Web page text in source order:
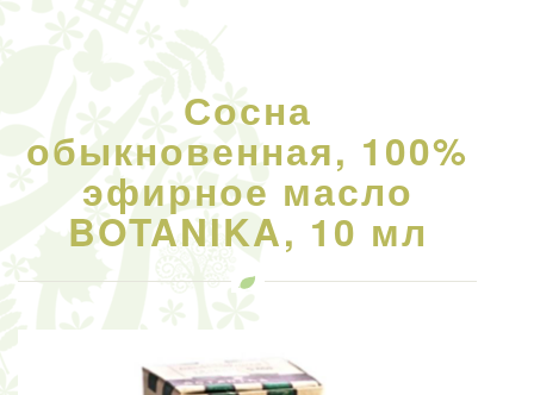
Сосна
обыкновенная, 100%
эфирное масло
BOTANIKA, 10 мл